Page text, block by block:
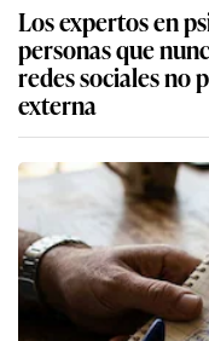
Los expertos en
personas que
redes sociales no
externa